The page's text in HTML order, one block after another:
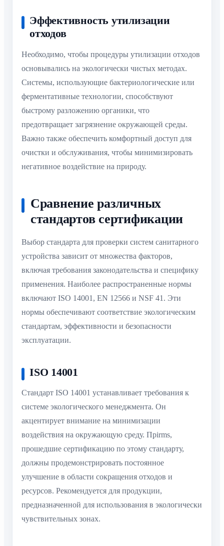
Эффективность утилизации
отходов
Необходимо, чтобы процедуры утилизации отходов
основывались на экологически чистых методах.
Системы, использующие бактериологические или
ферментативные технологии, способствуют
быстрому разложению органики, что
предотвращает загрязнение окружающей среды.
Важно также обеспечить комфортный доступ для
очистки и обслуживания, чтобы минимизировать
негативное воздействие на природу.
Сравнение различных
стандартов сертификации
Выбор стандарта для проверки систем санитарного
устройства зависит от множества факторов,
включая требования законодательства и специфику
применения. Наиболее распространенные нормы
включают ISO 14001, EN 12566 и NSF 41. Эти
нормы обеспечивают соответствие экологическим
стандартам, эффективности и безопасности
эксплуатации.
ISO 14001
Стандарт ISO 14001 устанавливает требования к
системе экологического менеджмента. Он
акцентирует внимание на минимизации
воздействия на окружающую среду. Прirms,
прошедшие сертификацию по этому стандарту,
должны продемонстрировать постоянное
улучшение в области сокращения отходов и
ресурсов. Рекомендуется для продукции,
предназначенной для использования в экологически
чувствительных зонах.